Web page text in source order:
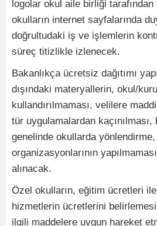
logolar okul aile birliği
okulların internet sayfalarında
doğrultudaki iş ve işlemlerin
süreç titizlikle izlenecek.
Bakanlıkça ücretsiz dağıtımı
dışındaki materyallerin, okul/
kullandırılmaması, velilere
tür uygulamalardan kaçınılması,
genelinde okullarda yönlendirme,
organizasyonlarının
alınacak.
Özel okulların, eğitim ücretleri
hizmetlerin ücretlerini
ilgili maddelere uygun hareket